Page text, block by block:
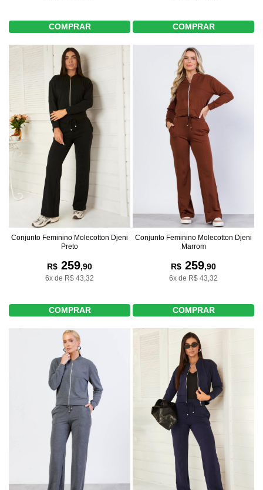
COMPRAR COMPRAR
Conjunto Feminino Molecotton Djeni
Preto
R$ 259,90
6x de R$ 43,32
COMPRAR
Conjunto Feminino Molecotton Djeni
Marrom
R$ 259,90
6x de R$ 43,32
COMPRAR